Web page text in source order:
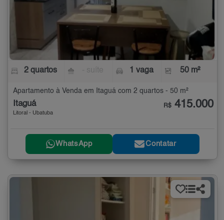
2 quartos 1 vaga 50 m²
Apartamento à Venda em Itaguá com 2 quartos - 50 m²
Itaguá
Litoral - Ubatuba
R$ 415.000
WhatsApp Contatar